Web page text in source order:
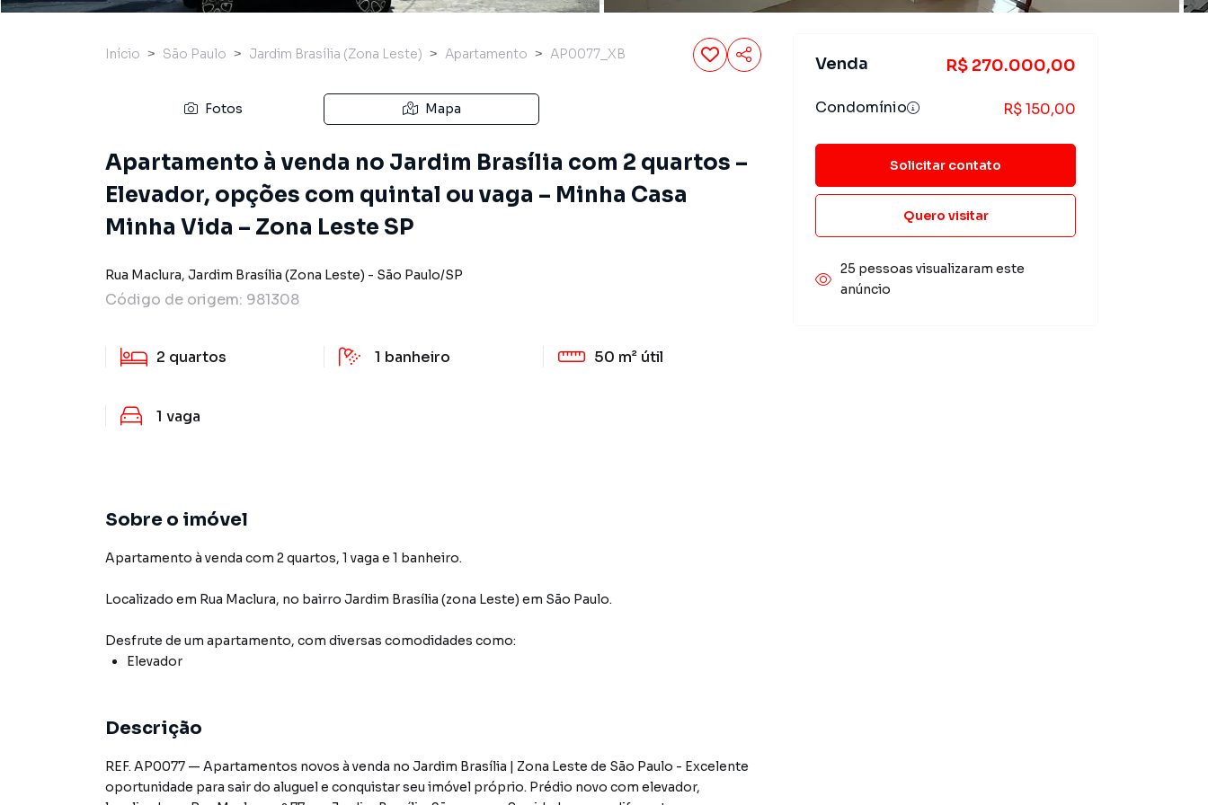
Início São Paulo Jardim Brasília (Zona Leste) Apartamento AP0077_XB
Fotos Mapa
Apartamento à venda no Jardim Brasília com 2 quartos –
Elevador, opções com quintal ou vaga – Minha Casa
Minha Vida – Zona Leste SP
Rua Maclura, Jardim Brasília (Zona Leste) - São Paulo/SP
Código de origem: 981308
2 quartos 1 banheiro 50 m² útil
1 vaga
Sobre o imóvel
Apartamento à venda com 2 quartos, 1 vaga e 1 banheiro.
Localizado em Rua Maclura, no bairro Jardim Brasília (zona Leste) em São Paulo.
Desfrute de um apartamento, com diversas comodidades como:
Elevador
Descrição
REF. AP0077 — Apartamentos novos à venda no Jardim Brasília | Zona Leste de São Paulo - Excelente
oportunidade para sair do aluguel e conquistar seu imóvel próprio. Prédio novo com elevador,
Venda R$ 270.000,00
Condomínio R$ 150,00
Solicitar contato
Quero visitar
25 pessoas visualizaram este
anúncio